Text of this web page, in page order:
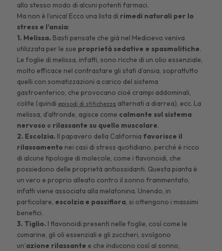
allo stesso modo di alcuni potenti farmaci.
Ma non è l’unica! Ecco una lista di rimedi naturali per lo
stress e l’ansia:
1. Melissa. Basti pensate che già nel Medioevo veniva
utilizzata per le sue proprietà sedative e spasmolitiche.
Le foglie di melissa, infatti, sono ricche di un olio essenziale,
molto efficace nel contrastare gli stati d’ansia, soprattutto
quelli con somatizzazioni a carico del sistema
gastroenterico, che provocano cioè crampi addominali,
colite (quindi episodi di stitichezza alternati a diarrea), ecc. La
melissa, d’altronde, agisce come calmante sul sistema
nervoso e rilassante su quello muscolare.
2. Escolzia. Il papavero della Californiafavorisce il
rilassamento nei casi di stress quotidiano, perché è ricco
di alcune tipologie di molecole, come i flavonoidi, che
possiedono delle proprietà antiossidanti. Questa pianta è
un vero e proprio alleato contro il sonno frammentato,
infatti viene associata alla melatonina. Unendo, in
particolare, escolzia e passiflora, si ottengono i massimi
benefici.
3. Tiglio. I flavonoidi presenti nelle foglie, così come le
cumarine, gli oli essenziali e gli zuccheri, svolgono
un’azione rilassante e che inducono così al sonno,